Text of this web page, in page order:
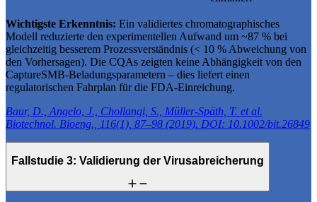
Wichtigste Erkenntnis: Ein validiertes chromatographisches
Modell reduzierte den experimentellen Aufwand um ~87 % bei
gleichzeitig besserem Prozessverständnis (< 10 % Abweichung von
den Vorhersagen). Die CQAs zeigten keine Abhängigkeit von den
CaptureSMB-Beladungsparametern – dies liefert einen
regulatorischen Fahrplan für die FDA-Einreichung.
Baur, D., Angelo, J., Chollangi, S., Müller-Späth, T. et al.
Biotechnol. Bioeng., 116(1), 87–98 (2019). DOI: 10.1002/bit.26849
Fallstudie 3: Validierung der Virusabreicherung